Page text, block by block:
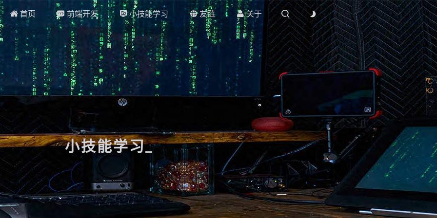
 首页  前端开发  小技能学习  友链  关于  
小技能学习_